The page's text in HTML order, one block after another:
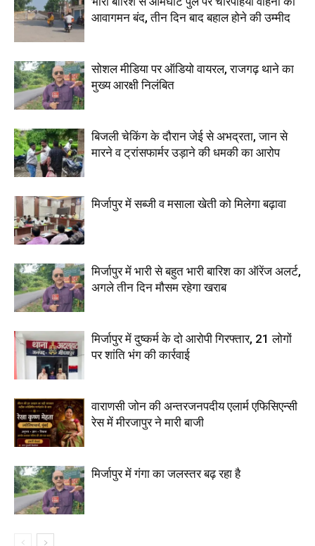
आवागमन बंद, तीन दिन बाद बहाल होने की उम्मीद
सोशल मीडिया पर ऑडियो वायरल, राजगढ़ थाने का
मुख्य आरक्षी निलंबित
बिजली चेकिंग के दौरान जेई से अभद्रता, जान से
मारने व ट्रांसफार्मर उड़ाने की धमकी का आरोप
मिर्जापुर में सब्जी व मसाला खेती को मिलेगा बढ़ावा
मिर्जापुर में भारी से बहुत भारी बारिश का ऑरेंज अलर्ट,
अगले तीन दिन मौसम रहेगा खराब
मिर्जापुर में दुष्कर्म के दो आरोपी गिरफ्तार, 21 लोगों
पर शांति भंग की कार्रवाई
वाराणसी जोन की अन्तरजनपदीय एलार्म एफिसिएन्सी
रेस में मीरजापुर ने मारी बाजी
मिर्जापुर में गंगा का जलस्तर बढ़ रहा है